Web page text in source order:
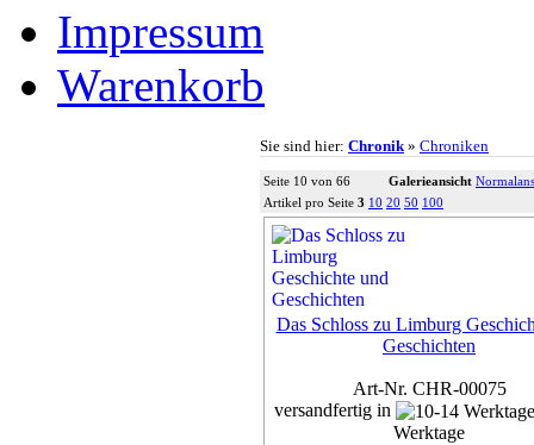
Impressum
Warenkorb
Sie sind hier: Chronik » Chroniken
Seite 10 von 66 Galerieansicht
Artikel pro Seite 3 10 20 50 100
Das Schloss zu Limburg
Geschichten
Art-Nr. CHR-00075
versandfertig in
Werktage